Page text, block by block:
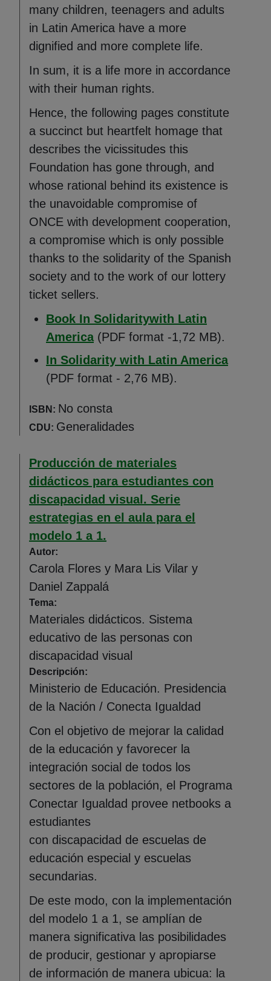
many children, teenagers and adults
in Latin America have a more
dignified and more complete life.
In sum, it is a life more in accordance
with their human rights.
Hence, the following pages constitute
a succinct but heartfelt homage that
describes the vicissitudes this
Foundation has gone through, and
whose rational behind its existence is
the unavoidable compromise of
ONCE with development cooperation,
a compromise which is only possible
thanks to the solidarity of the Spanish
society and to the work of our lottery
ticket sellers.
Book In Solidaritywith Latin
America(Abre en nueva ventana)
(PDF format -1,72 MB).
In Solidarity with Latin America(Abre
(PDF format - 2,76 MB).
ISBN: No consta
CDU: Generalidades
Producción de materiales
didácticos para estudiantes con
discapacidad visual. Serie
estrategias en el aula para el
modelo 1 a 1.
Autor:
Carola Flores y Mara Lis Vilar y
Daniel Zappalá
Tema:
Materiales didácticos. Sistema
educativo de las personas con
discapacidad visual
Descripción:
Ministerio de Educación. Presidencia
de la Nación / Conecta Igualdad
Con el objetivo de mejorar la calidad
de la educación y favorecer la
integración social de todos los
sectores de la población, el Programa
Conectar Igualdad provee netbooks a
estudiantes
con discapacidad de escuelas de
educación especial y escuelas
secundarias.
De este modo, con la implementación
del modelo 1 a 1, se amplían de
manera significativa las posibilidades
de producir, gestionar y apropiarse
de información de manera ubicua: la